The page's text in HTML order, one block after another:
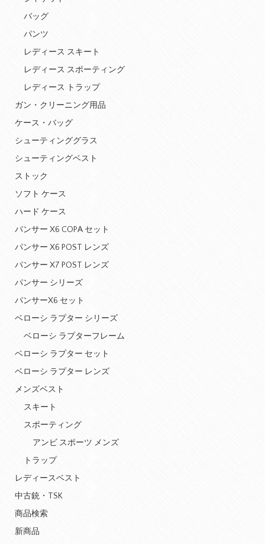
バッグ
パンツ
レディース スキート
レディース スポーティング
レディース トラップ
ガン・クリーニング用品
ケース・バッグ
シューティンググラス
シューティングベスト
ストック
ソフト ケース
ハード ケース
パンサー X6 COPA セット
パンサー X6 POST レンズ
パンサー X7 POST レンズ
パンサー シリーズ
パンサーX6 セット
ベローシ ラプター シリーズ
ベローシ ラプターフレーム
ベローシ ラプター セット
ベローシ ラプター レンズ
メンズベスト
スキート
スポーティング
アンビ スポーツ メンズ
トラップ
レディースベスト
中古銃・TSK
商品検索
新商品